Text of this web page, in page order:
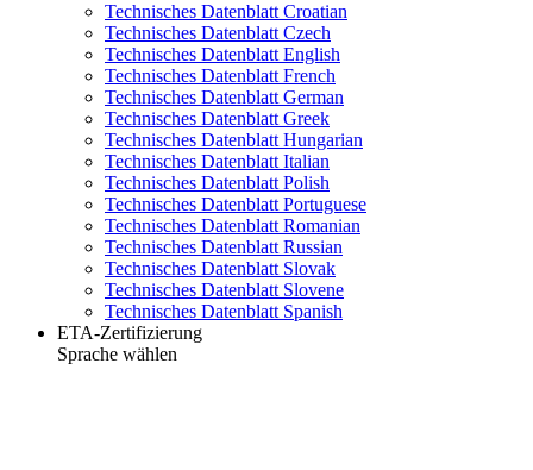
Technisches Datenblatt Croatian
Technisches Datenblatt Czech
Technisches Datenblatt English
Technisches Datenblatt French
Technisches Datenblatt German
Technisches Datenblatt Greek
Technisches Datenblatt Hungarian
Technisches Datenblatt Italian
Technisches Datenblatt Polish
Technisches Datenblatt Portuguese
Technisches Datenblatt Romanian
Technisches Datenblatt Russian
Technisches Datenblatt Slovak
Technisches Datenblatt Slovene
Technisches Datenblatt Spanish
ETA-Zertifizierung
Sprache wählen